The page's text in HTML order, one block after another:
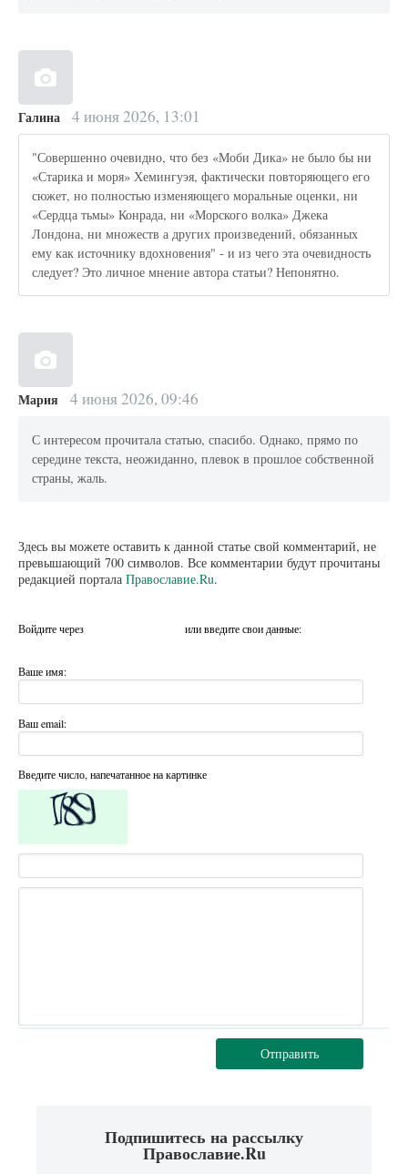
Галина 4 июня 2026, 13:01
"Совершенно очевидно, что без «Моби Дика» не было бы ни
«Старика и моря» Хемингуэя, фактически повторяющего его
сюжет, но полностью изменяющего моральные оценки, ни
«Сердца тьмы» Конрада, ни «Морского волка» Джека
Лондона, ни множеств а других произведений, обязанных
ему как источнику вдохновения" - и из чего эта очевидность
следует? Это личное мнение автора статьи? Непонятно.
Мария 4 июня 2026, 09:46
С интересом прочитала статью, спасибо. Однако, прямо по
середине текста, неожиданно, плевок в прошлое собственной
страны, жаль.
Здесь вы можете оставить к данной статье свой комментарий, не
превышающий 700 символов. Все комментарии будут прочитаны
редакцией портала Православие.Ru.
Войдите через или введите свои данные:
Ваше имя:
Ваш email:
Введите число, напечатанное на картинке
Отправить
Подпишитесь на рассылку
Православие.Ru